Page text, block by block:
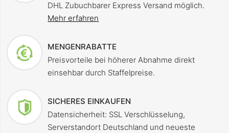
DHL Zubuchbarer Express Versand möglich.
Mehr erfahren
MENGENRABATTE
Preisvorteile bei höherer Abnahme direkt
einsehbar durch Staffelpreise.
SICHERES EINKAUFEN
Datensicherheit: SSL Verschlüsselung,
Serverstandort Deutschland und neueste